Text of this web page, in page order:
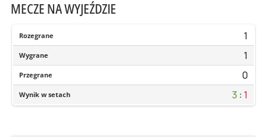
MECZE NA WYJEŹDZIE
Rozegrane 1
Wygrane 1
Przegrane 0
Wynik w setach 3: 1